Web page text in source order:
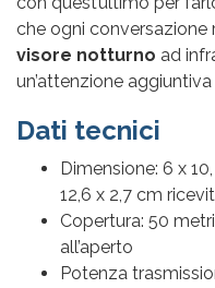
che ogni conversazione
visore notturno ad
un’attenzione
Dati tecnici
Dimensione: 6 x
12,6 x 2,7 cm
Copertura: 50
all’aperto
Potenza